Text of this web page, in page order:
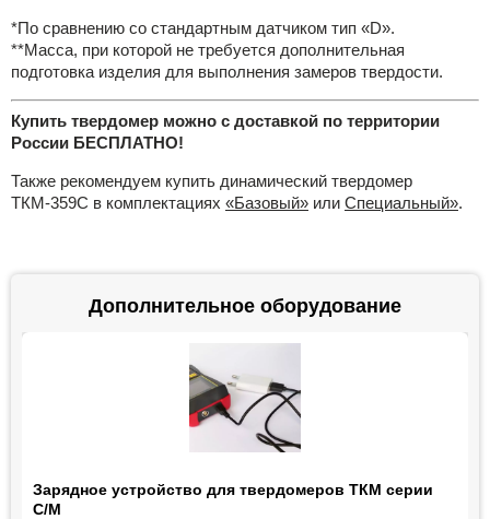
*По сравнению со стандартным датчиком тип «D».
**Mасса, при которой не требуется дополнительная
подготовка изделия для выполнения замеров твердости.
Купить твердомер можно с доставкой по территории
России БЕСПЛАТНО!
Также рекомендуем купить динамический твердомер
ТКМ-359С в комплектациях «Базовый» или Специальный».
Дополнительное оборудование
Зарядное устройство для твердомеров ТКМ серии
C/M